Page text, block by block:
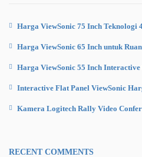
Harga ViewSonic 75 Inch Teknologi
Harga ViewSonic 65 Inch untuk
Harga ViewSonic 55 Inch
Interactive Flat Panel ViewSonic
Kamera Logitech Rally Video
RECENT COMMENTS